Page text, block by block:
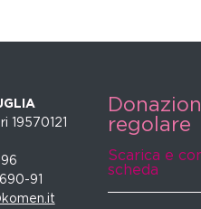
19570121
91
regolare
Scarica e
scheda